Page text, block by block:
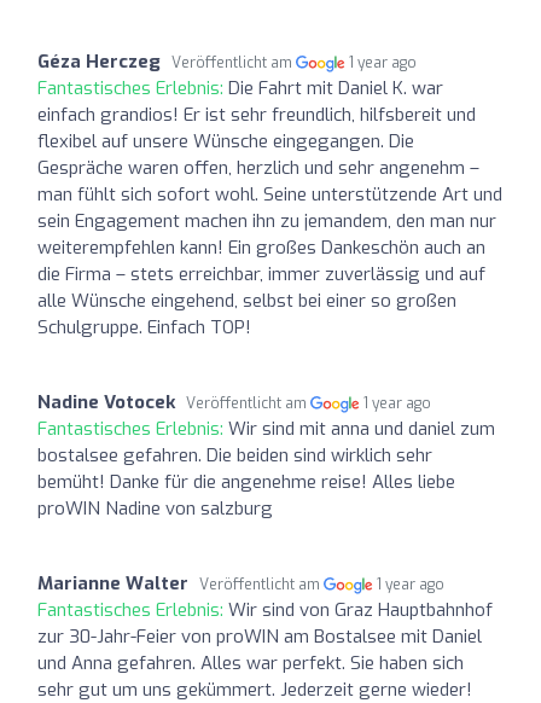
Géza Herczeg Veröffentlicht am 1 year ago
Fantastisches Erlebnis: Die Fahrt mit Daniel K. war
einfach grandios! Er ist sehr freundlich, hilfsbereit und
flexibel auf unsere Wünsche eingegangen. Die
Gespräche waren offen, herzlich und sehr angenehm –
man fühlt sich sofort wohl. Seine unterstützende Art und
sein Engagement machen ihn zu jemandem, den man nur
weiterempfehlen kann! Ein großes Dankeschön auch an
die Firma – stets erreichbar, immer zuverlässig und auf
alle Wünsche eingehend, selbst bei einer so großen
Schulgruppe. Einfach TOP!
Nadine Votocek Veröffentlicht am 1 year ago
Fantastisches Erlebnis: Wir sind mit anna und daniel zum
bostalsee gefahren. Die beiden sind wirklich sehr
bemüht! Danke für die angenehme reise! Alles liebe
proWIN Nadine von salzburg
Marianne Walter Veröffentlicht am 1 year ago
Fantastisches Erlebnis: Wir sind von Graz Hauptbahnhof
zur 30-Jahr-Feier von proWIN am Bostalsee mit Daniel
und Anna gefahren. Alles war perfekt. Sie haben sich
sehr gut um uns gekümmert. Jederzeit gerne wieder!